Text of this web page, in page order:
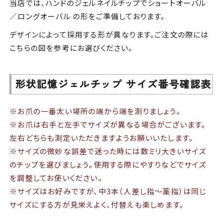
当店では、ハンドのジェルネイルチップでショートオーバル
／ロングオーバル の形をご準備しております。
デザインによって採用する形が異なります。ご注文の際には
こちらの図を参考にお選びください。
形状記憶ジェルチップ サイズ番号確認表
※お爪の一番太い場所の端から端を測りましょう。
※お爪は右手と左手でサイズが異なる場合がございます。
左右どちらも測定いただきますようお願いいたします。
※サイズの微妙な誤差で迷った時には数ミリ大きいサイズ
のチップを選びましょう。使用する際にやすりなどでサイズ
を調整してお使いください。
※サイズはお好みですが、中3本（人差し指～薬指）は同じ
サイズにする方が見栄えよく、付替えも楽しめます。